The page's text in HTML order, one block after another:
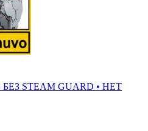
БЕЗ STEAM GUARD • НЕТ